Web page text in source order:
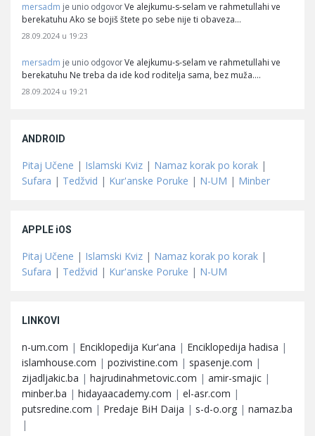
mersadm je unio odgovor Ve alejkumu-s-selam ve rahmetullahi ve
berekatuhu Ako se bojiš štete po sebe nije ti obaveza…
28.09.2024 u 19:23
mersadm je unio odgovor Ve alejkumu-s-selam ve rahmetullahi ve
berekatuhu Ne treba da ide kod roditelja sama, bez muža.…
28.09.2024 u 19:21
ANDROID
Pitaj Učene | Islamski Kviz | Namaz korak po korak |
Sufara | Tedžvid | Kur'anske Poruke | N-UM | Minber
APPLE iOS
Pitaj Učene | Islamski Kviz | Namaz korak po korak |
Sufara | Tedžvid | Kur'anske Poruke | N-UM
LINKOVI
n-um.com | Enciklopedija Kur'ana | Enciklopedija hadisa |
islamhouse.com | pozivistine.com | spasenje.com |
zijadljakic.ba | hajrudinahmetovic.com | amir-smajic |
minber.ba | hidayaacademy.com | el-asr.com |
putsredine.com | Predaje BiH Daija | s-d-o.org | namaz.ba
|